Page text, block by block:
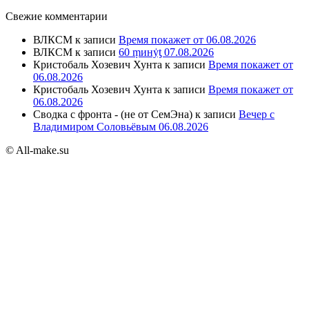
Свежие комментарии
ВЛКСМ к записи Время покажет от 06.08.2026
ВЛКСМ к записи 60 ṃинẏƫ 07.08.2026
Кристобаль Хозевич Хунта к записи Время покажет от
06.08.2026
Кристобаль Хозевич Хунта к записи Время покажет от
06.08.2026
Сводка с фронта - (не от СемЭна) к записи Вечер с
Владимиром Соловьёвым 06.08.2026
© All-make.su